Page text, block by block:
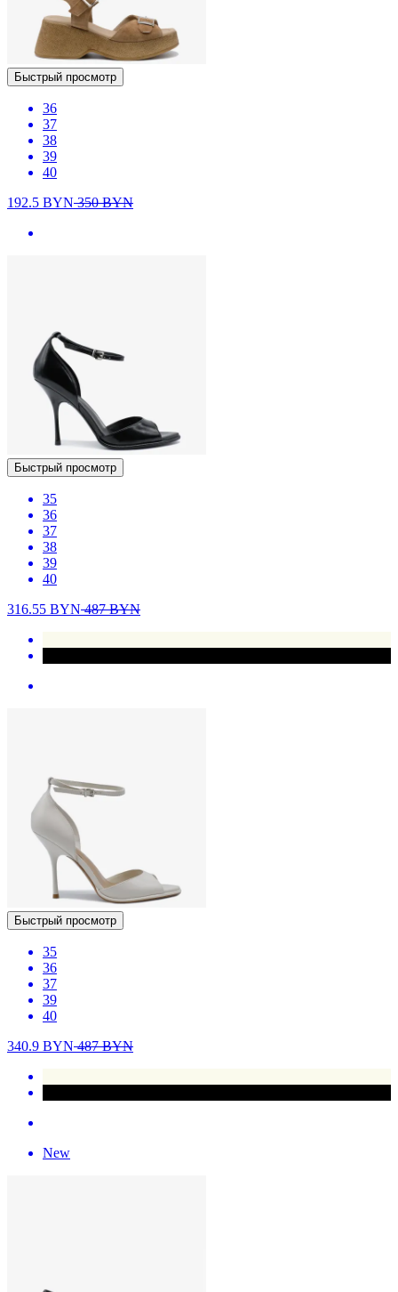
Быстрый просмотр
36
37
38
39
40
192.5 BYN350BYN
Быстрый просмотр
35
36
37
38
39
40
316.55 BYN487BYN
Быстрый просмотр
35
36
37
39
40
340.9 BYN487BYN
New